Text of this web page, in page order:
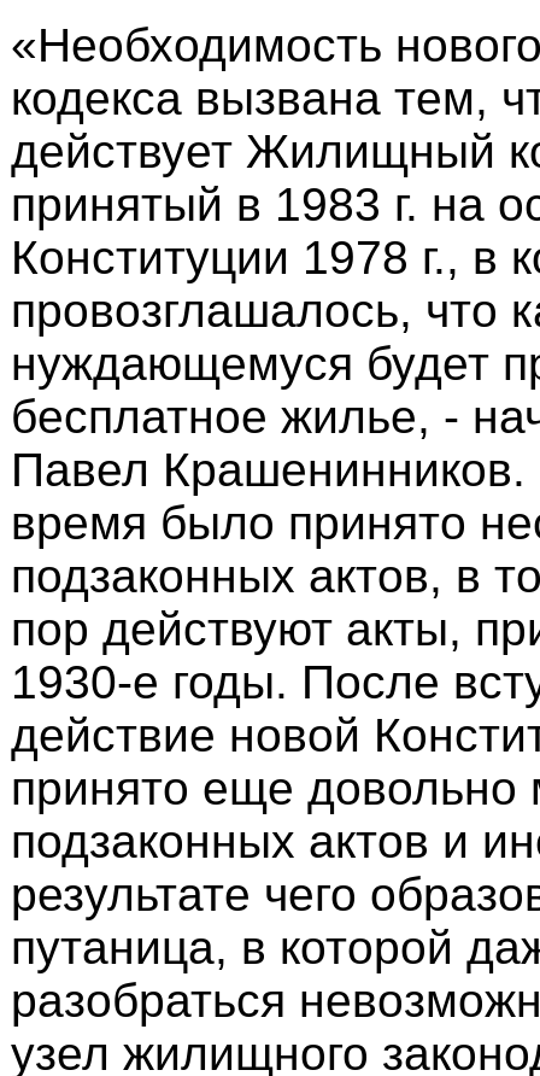
«Необходимость
кодекса вызвана тем,
действует Жилищный
принятый в 1983 г. на
Конституции 1978 г., в
провозглашалось, что
нуждающемуся будет
бесплатное жилье, -
Павел Крашенинников.
время было принято
подзаконных актов, в
пор действуют акты,
1930-е годы. После
действие новой
принято еще довольно
подзаконных актов и
результате чего
путаница, в которой
разобраться
узел жилищного